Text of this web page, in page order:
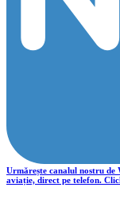
Urmărește canalul nostru
aviație, direct pe telefon.